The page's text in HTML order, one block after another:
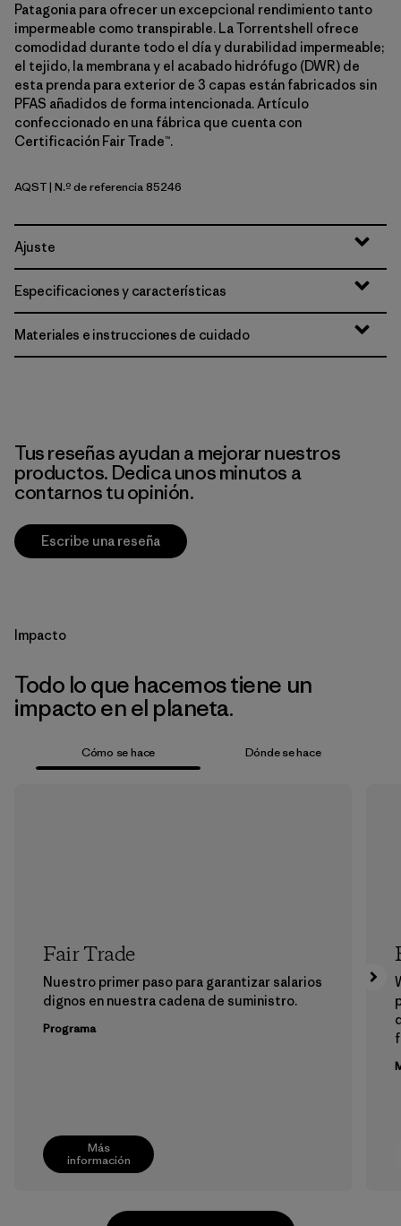
Patagonia para ofrecer un excepcional rendimiento tanto
impermeable como transpirable. La Torrentshell ofrece
comodidad durante todo el día y durabilidad impermeable;
el tejido, la membrana y el acabado hidrófugo (DWR) de
esta prenda para exterior de 3 capas están fabricados sin
PFAS añadidos de forma intencionada. Artículo
confeccionado en una fábrica que cuenta con
Certificación Fair Trade™.
Aqua Stone
AQST| N.º de referencia 85246
Ajuste
Especificaciones y características
Materiales e instrucciones de cuidado
Tus reseñas ayudan a mejorar nuestros
productos. Dedica unos minutos a
contarnos tu opinión.
Escribe una reseña
Impacto
Todo lo que hacemos tiene un
impacto en el planeta.
Cómo se hace Dónde se hace
Más
información
Fair Trade
Nuestro primer paso para garantizar salarios
dignos en nuestra cadena de suministro.
Programa